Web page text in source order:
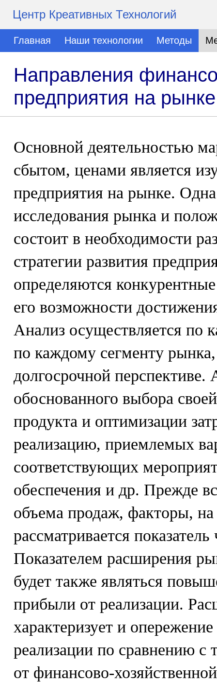
Центр Креативных Технологий
Главная Наши технологии Методы
Направления
предприятия на рынке
Основной деятельностью
сбытом, ценами является
предприятия на рынке.
исследования рынка и
состоит в необходимости
стратегии развития
определяются
его возможности
Анализ осуществляется по
по каждому сегменту
долгосрочной перспективе.
обоснованного выбора
продукта и оптимизации
реализацию, приемлемых
соответствующих
обеспечения и др. Прежде
объема продаж, факторы,
рассматривается
Показателем расширения
будет также являться
прибыли от реализации.
характеризует и
реализации по сравнению
от финансово-